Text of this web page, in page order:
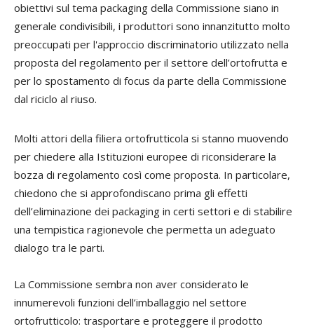
obiettivi sul tema packaging della Commissione siano in
generale condivisibili, i produttori sono innanzitutto molto
preoccupati per l'approccio discriminatorio utilizzato nella
proposta del regolamento per il settore dell’ortofrutta e
per lo spostamento di focus da parte della Commissione
dal riciclo al riuso.
Molti attori della filiera ortofrutticola si stanno muovendo
per chiedere alla Istituzioni europee di riconsiderare la
bozza di regolamento così come proposta. In particolare,
chiedono che si approfondiscano prima gli effetti
dell’eliminazione dei packaging in certi settori e di stabilire
una tempistica ragionevole che permetta un adeguato
dialogo tra le parti.
La Commissione sembra non aver considerato le
innumerevoli funzioni dell’imballaggio nel settore
ortofrutticolo: trasportare e proteggere il prodotto